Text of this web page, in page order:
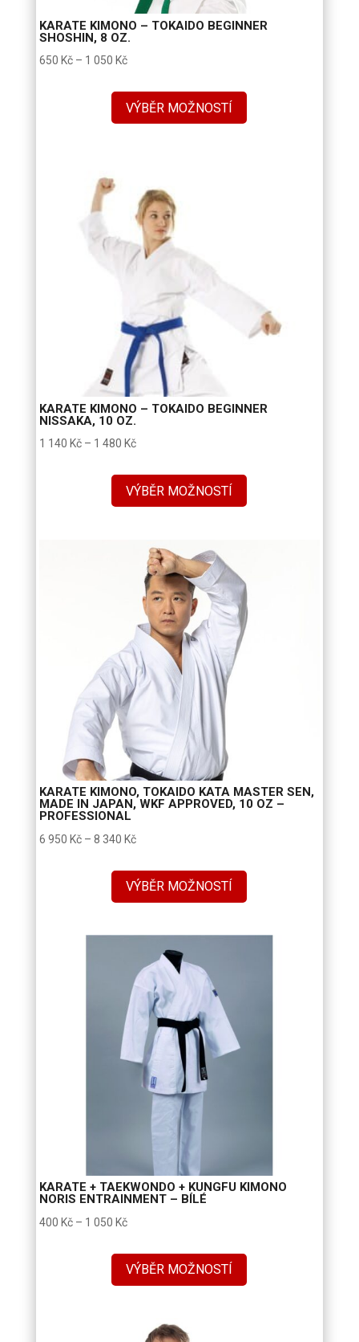
KARATE KIMONO – TOKAIDO BEGINNER
SHOSHIN, 8 OZ.
650 Kč – 1 050 KčRozpětí
650 Kč
až
VÝBĚR MOŽNOSTÍ
KARATE KIMONO – TOKAIDO BEGINNER
NISSAKA, 10 OZ.
1 140 Kč – 1 480 KčRozpětí
1
140 Kč
480 Kč
VÝBĚR MOŽNOSTÍ
KARATE KIMONO, TOKAIDO KATA MASTER SEN,
MADE IN JAPAN, WKF APPROVED, 10 OZ –
PROFESSIONAL
6 950Kč – 8 340KčRozpětí
6
950 Kč
340 Kč
VÝBĚR MOŽNOSTÍ
KARATE + TAEKWONDO + KUNGFU KIMONO
NORIS ENTRAINMENT – BÍLÉ
400 Kč – 1 050 KčRozpětí
400 Kč
až
050 Kč
VÝBĚR MOŽNOSTÍ